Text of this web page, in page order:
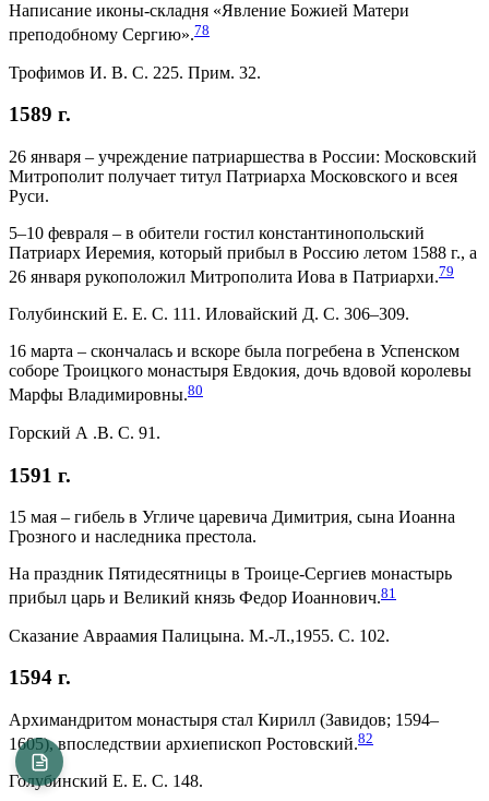
Написание иконы-складня «Явление Божией Матери
преподобному Сергию».78
Трофимов И. В. С. 225. Прим. 32.
1589 г.
26 января – учреждение патриаршества в России: Московский
Митрополит получает титул Патриарха Московского и всея
Руси.
5–10 февраля – в обители гостил константинопольский
Патриарх Иеремия, который прибыл в Россию летом 1588 г., а
26 января рукоположил Митрополита Иова в Патриархи.79
Голубинский Е. Е. С. 111. Иловайский Д. С. 306–309.
16 марта – скончалась и вскоре была погребена в Успенском
соборе Троицкого монастыря Евдокия, дочь вдовой королевы
Марфы Владимировны.80
Горский А .В. С. 91.
1591 г.
15 мая – гибель в Угличе царевича Димитрия, сына Иоанна
Грозного и наследника престола.
На праздник Пятидесятницы в Троице-Сергиев монастырь
прибыл царь и Великий князь Федор Иоаннович.81
Сказание Авраамия Палицына. М.-Л.,1955. С. 102.
1594 г.
Архимандритом монастыря стал Кирилл (Завидов; 1594–
1605), впоследствии архиепископ Ростовский.82
Голубинский Е. Е. С. 148.